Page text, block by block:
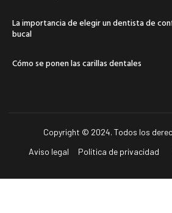
La importancia de elegir un dentista de
bucal
Cómo se ponen las carillas dentales
Copyright © 2024. Todos los
Aviso legal
Política de privacidad